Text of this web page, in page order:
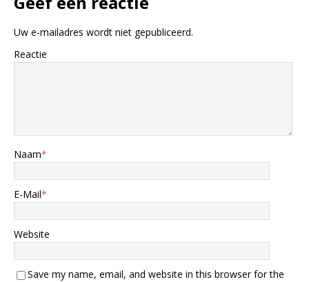
Uw e-mailadres wordt niet gepubliceerd.
Reactie
Naam*
E-Mail*
Website
Save my name, email, and website in this browser for the